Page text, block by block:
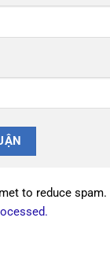
to reduce spam.